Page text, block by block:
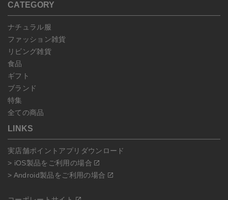
CATEGORY
ナチュラル服
ファッション雑貨
リビング雑貨
食品
ギフト
ブランド
特集
全ての商品
LINKS
実店舗ポイントアプリダウンロード
> iOS製品をご利用の場合
> Android製品をご利用の場合